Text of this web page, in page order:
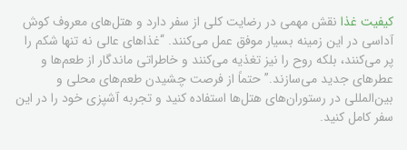
کیفیت غذا نقش مهمی در رضایت کلی از سفر دارد و هتل‌های معروف کوش
آداسی در این زمینه بسیار موفق عمل می‌کنند. “غذاهای عالی نه تنها شکم را
پر می‌کنند، بلکه روح را نیز تغذیه می‌کنند و خاطراتی ماندگار از طعم‌ها و
عطرهای جدید می‌سازند.” حتماً از فرصت چشیدن طعم‌های محلی و
بین‌المللی در رستوران‌های هتل‌ها استفاده کنید و تجربه آشپزی خود را در این
سفر کامل کنید.